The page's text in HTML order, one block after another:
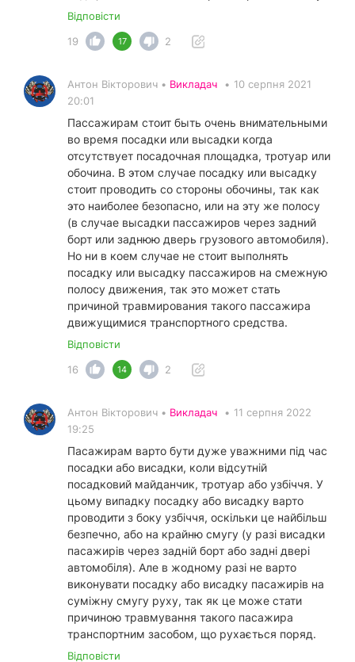
Відповісти
19
17 2
Антон Вікторович • Викладач • 10 серпня 2021
20:01
Пассажирам стоит быть очень внимательными
во время посадки или высадки когда
отсутствует посадочная площадка, тротуар или
обочина. В этом случае посадку или высадку
стоит проводить со стороны обочины, так как
это наиболее безопасно, или на эту же полосу
(в случае высадки пассажиров через задний
борт или заднюю дверь грузового автомобиля).
Но ни в коем случае не стоит выполнять
посадку или высадку пассажиров на смежную
полосу движения, так это может стать
причиной травмирования такого пассажира
движущимися транспортного средства.
Відповісти
16
14 2
Антон Вікторович • Викладач • 11 серпня 2022
19:25
Пасажирам варто бути дуже уважними під час
посадки або висадки, коли відсутній
посадковий майданчик, тротуар або узбіччя. У
цьому випадку посадку або висадку варто
проводити з боку узбіччя, оскільки це найбільш
безпечно, або на крайню смугу (у разі висадки
пасажирів через задній борт або задні двері
автомобіля). Але в жодному разі не варто
виконувати посадку або висадку пасажирів на
суміжну смугу руху, так як це може стати
причиною травмування такого пасажира
транспортним засобом, що рухається поряд.
Відповісти